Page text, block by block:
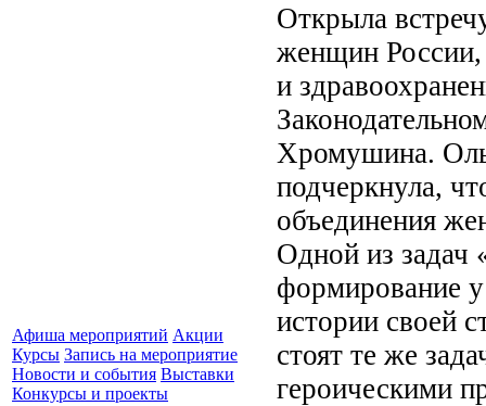
Афиша мероприятий Акции
Курсы Запись на мероприятие
Новости и события Выставки
Конкурсы и проекты
Открыла
женщин России,
и
Хромушина.
подчеркнула,
объединения
Одной из задач
формирование
истории своей
стоят те же
героическими